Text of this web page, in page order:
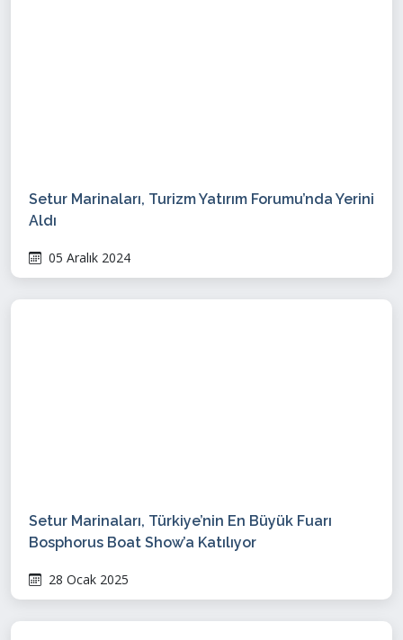
Setur Marinaları, Turizm Yatırım Forumu’nda Yerini
Aldı
05 Aralık 2024
Setur Marinaları, Türkiye’nin En Büyük Fuarı
Bosphorus Boat Show’a Katılıyor
28 Ocak 2025